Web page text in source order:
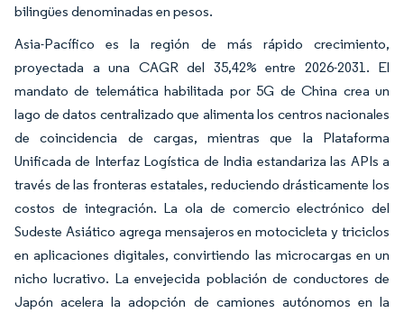
bilingües denominadas en pesos.
Asia-Pacífico es la región de más rápido crecimiento,
proyectada a una CAGR del 35,42% entre 2026-2031. El
mandato de telemática habilitada por 5G de China crea un
lago de datos centralizado que alimenta los centros nacionales
de coincidencia de cargas, mientras que la Plataforma
Unificada de Interfaz Logística de India estandariza las APIs a
través de las fronteras estatales, reduciendo drásticamente los
costos de integración. La ola de comercio electrónico del
Sudeste Asiático agrega mensajeros en motocicleta y triciclos
en aplicaciones digitales, convirtiendo las microcargas en un
nicho lucrativo. La envejecida población de conductores de
Japón acelera la adopción de camiones autónomos en la